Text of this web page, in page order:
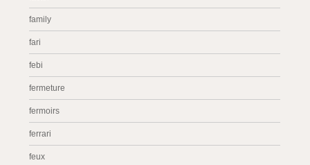
family
fari
febi
fermeture
fermoirs
ferrari
feux